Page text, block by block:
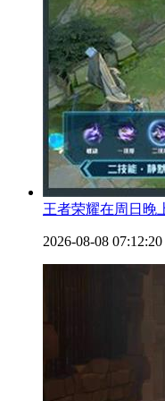
王者荣耀在周日晚
2026-08-08 07:12:20